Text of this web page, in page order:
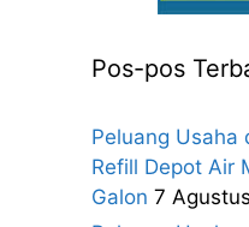
Pos-pos
Peluang Usaha
Refill Depot Air
Galon 7